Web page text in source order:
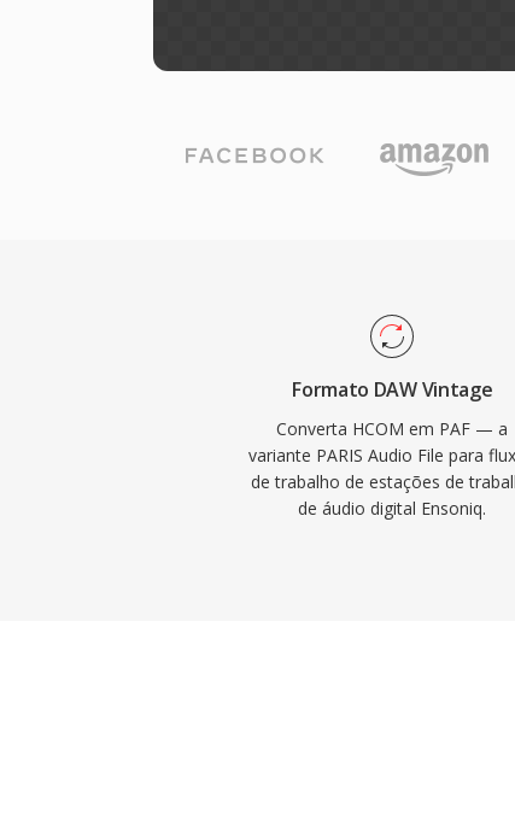
Formato DAW Vintage
Converta HCOM em PAF — a
variante PARIS Audio File para
de trabalho de estações de
de áudio digital Ensoniq.